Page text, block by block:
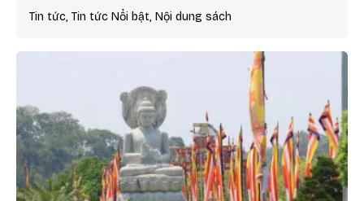
Tin tức, Tin tức Nổi bật, Nội dung sách